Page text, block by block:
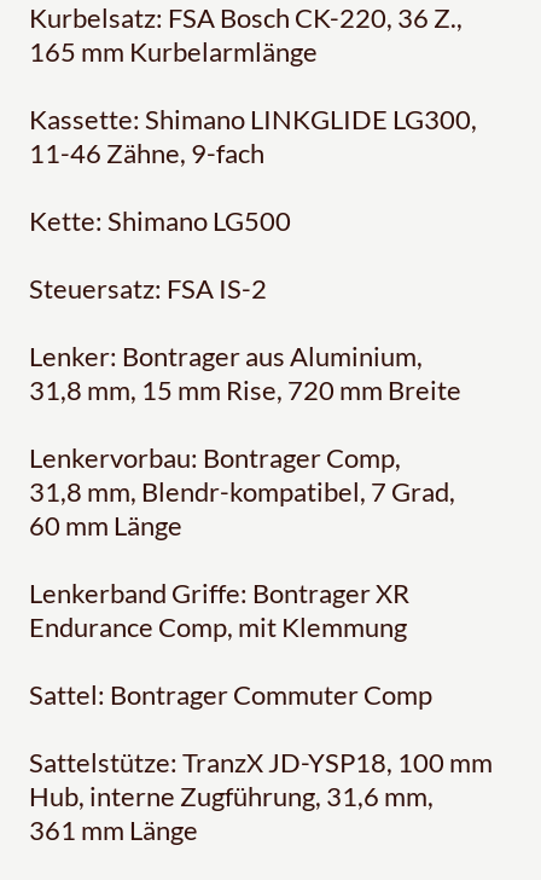
Kurbelsatz: FSA Bosch CK-220, 36 Z.,
165 mm Kurbelarmlänge
Kassette: Shimano LINKGLIDE LG300,
11-46 Zähne, 9-fach
Kette: Shimano LG500
Steuersatz: FSA IS-2
Lenker: Bontrager aus Aluminium,
31,8 mm, 15 mm Rise, 720 mm Breite
Lenkervorbau: Bontrager Comp,
31,8 mm, Blendr-kompatibel, 7 Grad,
60 mm Länge
Lenkerband Griffe: Bontrager XR
Endurance Comp, mit Klemmung
Sattel: Bontrager Commuter Comp
Sattelstütze: TranzX JD-YSP18, 100 mm
Hub, interne Zugführung, 31,6 mm,
361 mm Länge